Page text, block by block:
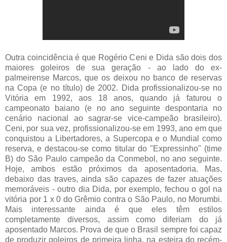
Outra coincidência é que Rogério Ceni e Dida são dois dos
maiores goleiros de sua geração - ao lado do ex-
palmeirense Marcos, que os deixou no banco de reservas
na Copa (e no título) de 2002. Dida profissionalizou-se no
Vitória em 1992, aos 18 anos, quando já faturou o
campeonato baiano (e no ano seguinte despontaria no
cenário nacional ao sagrar-se vice-campeão brasileiro).
Ceni, por sua vez, profissionalizou-se em 1993, ano em que
conquistou a Libertadores, a Supercopa e o Mundial como
reserva, e destacou-se como titular do "Expressinho" (time
B) do São Paulo campeão da Conmebol, no ano seguinte.
Hoje, ambos estão próximos da aposentadoria. Mas,
debaixo das traves, ainda são capazes de fazer atuações
memoráveis - outro dia Dida, por exemplo, fechou o gol na
vitória por 1 x 0 do Grêmio contra o São Paulo, no Morumbi.
Mais interessante ainda é que eles têm estilos
completamente diversos, assim como diferiam do já
aposentado Marcos. Prova de que o Brasil sempre foi capaz
de produzir goleiros de primeira linha, na esteira do recém-